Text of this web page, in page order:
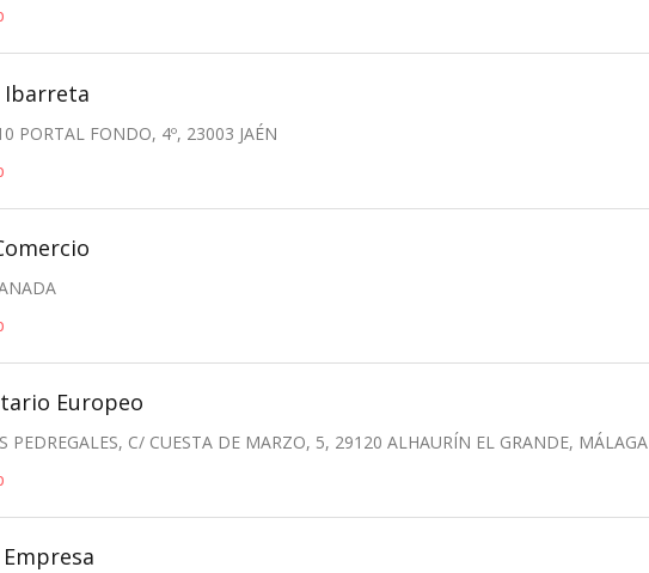
Ibarreta
PORTAL FONDO, 4º, 23003 JAÉN
Europeo
PEDREGALES, C/ CUESTA DE MARZO, 5, 29120 ALHAURÍN EL GRANDE, MÁLAGA